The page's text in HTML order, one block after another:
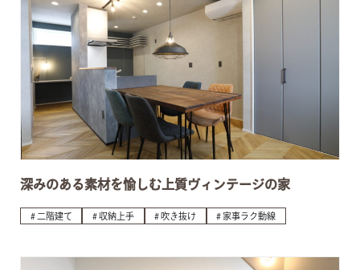
深みのある素材を愉しむ上質ヴィンテージの家
二階建て 収納上手 吹き抜け 家事ラク動線